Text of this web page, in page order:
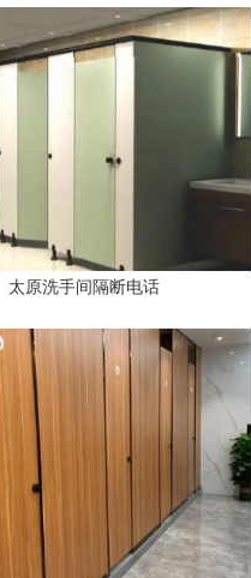
太原洗手间隔断电话